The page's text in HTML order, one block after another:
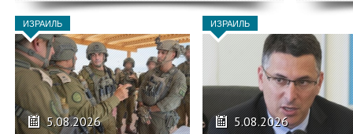
ИЗРАИЛЬ
5.08.2026
ИЗРАИЛЬ
5.08.2026